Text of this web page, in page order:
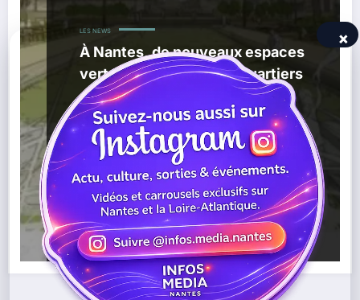
LES NEWS
À Nantes, de nouveaux espaces
verts transforment les quartiers
avant l’été
14/06/2026 Biodiversité Nantes , Espaces Verts
Nantes,Ferme Urbaine Des Dervallières,
Nature En Ville
Nantes, Parc Des Gohards Parcs Nantes, Quai Des Pins
Square Grande Noue
Lire la suite
×